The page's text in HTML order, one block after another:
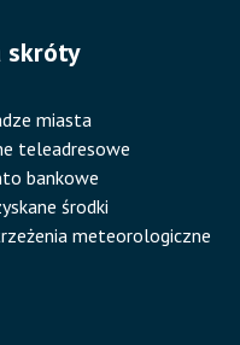
skróty
miasta
teleadresowe
bankowe
środki
meteorologiczne